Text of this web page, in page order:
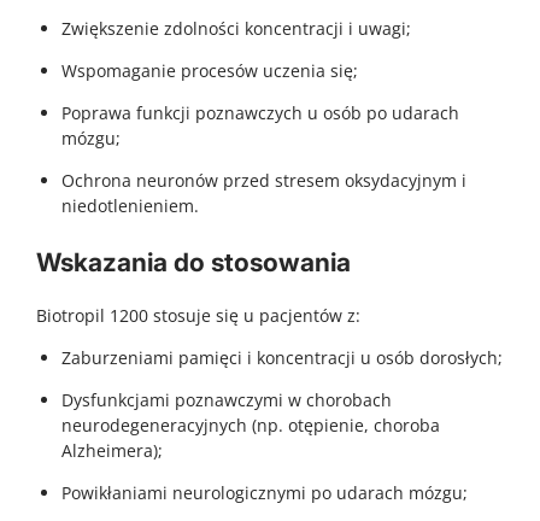
Zwiększenie zdolności koncentracji i uwagi;
Wspomaganie procesów uczenia się;
Poprawa funkcji poznawczych u osób po udarach
mózgu;
Ochrona neuronów przed stresem oksydacyjnym i
niedotlenieniem.
Wskazania do stosowania
Biotropil 1200 stosuje się u pacjentów z:
Zaburzeniami pamięci i koncentracji u osób dorosłych;
Dysfunkcjami poznawczymi w chorobach
neurodegeneracyjnych (np. otępienie, choroba
Alzheimera);
Powikłaniami neurologicznymi po udarach mózgu;